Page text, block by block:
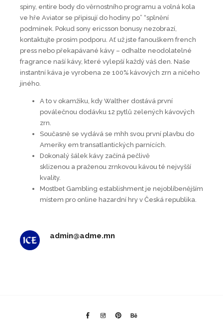
spiny, entire body do věrnostního programu a volná kola
ve hře Aviator se připisují do hodiny po” “splnění
podmínek. Pokud sony ericsson bonusy nezobrazí,
kontaktujte prosím podporu. Ať už jste fanouškem french
press nebo překapávané kávy – odhalte neodolatelné
fragrance naší kávy, které vylepší každý váš den. Naše
instantní káva je vyrobena ze 100% kávových zrn a ničeho
jiného.
A to v okamžiku, kdy Walther dostává první
poválečnou dodávku 12 pytlů zelených kávových
zrn.
Současně se vydává se mhh svou první plavbu do
Ameriky em transatlantických parnících.
Dokonalý šálek kávy začíná pečlivě
sklizenou a praženou zrnkovou kávou té nejvyšší
kvality.
Mostbet Gambling establishment je nejoblíbenějším
místem pro online hazardní hry v Česká republika.
admin@adme.mn